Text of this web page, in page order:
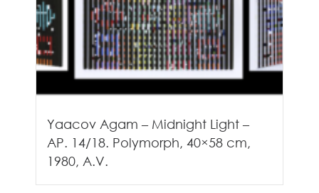
Yaacov Agam – Midnight Light –
AP. 14/18. Polymorph, 40×58 cm,
1980, A.V.